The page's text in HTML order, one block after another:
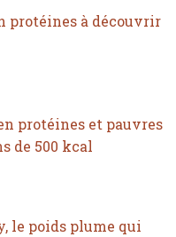
protéines à découvrir
protéines et pauvres
de 500 kcal
le poids plume qui